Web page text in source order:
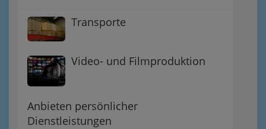
Transporte
Video- und Filmproduktion
Anbieten persönlicher
Dienstleistungen